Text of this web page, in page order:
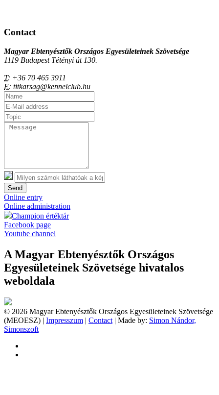
Contact
Magyar Ebtenyésztők Országos Egyesületeinek Szövetsége
1119 Budapest Tétényi út 130.
T: +36 70 465 3911
E: titkarsag@kennelclub.hu
Send
Online entry
Online administration
Champion értéktár
Facebook page
Youtube channel
A Magyar Ebtenyésztők Országos
Egyesületeinek Szövetsége hivatalos
weboldala
© 2026 Magyar Ebtenyésztők Országos Egyesületeinek Szövetsége
(MEOESZ) | Impresszum | Contact | Made by: Simon Nándor,
Simonszoft